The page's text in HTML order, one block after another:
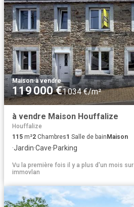
Maison·à vendre
119 000 €1 034 €/m²
à vendre Maison Houffalize
Houffalize
115 m²2 Chambres1 Salle de bain Maison
·Jardin·Cave·Parking
Vu la première fois il y a plus d'un mois sur
immovlan